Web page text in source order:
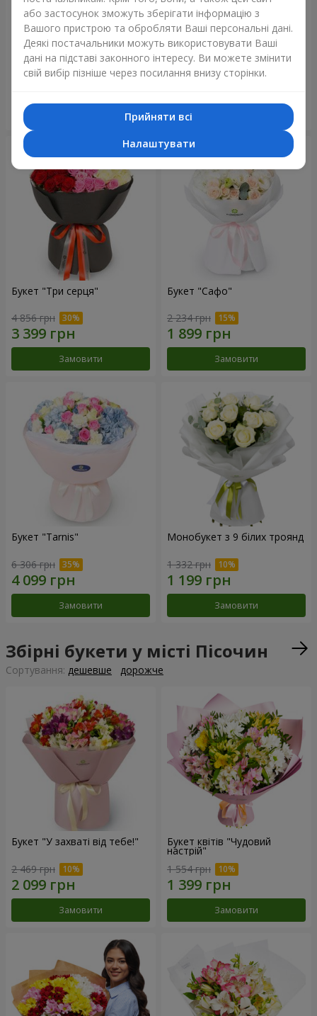
Букет "Reverence"
2 665 грн
Букет "Блакитна казка"
5 370 грн
Букет "Три серця"
4 856 грн
Замовити
Букет "Сафо"
2 234 грн
Замовити
Букет "Tarnis"
6 306 грн
Замовити
Монобукет з 9 білих троянд
1 332 грн
Замовити
Збірні букети у місті Пісочин
Сортування: дешевше дорожче
Букет "У захваті від тебе!"
2 469 грн
Замовити
Букет квітів "Чудовий
настрій"
1 554 грн
Замовити
або застосунок зможуть зберігати інформацію з
Вашого пристрою та обробляти Ваші персональні дані.
Деякі постачальники можуть використовувати Ваші
дані на підставі законного інтересу. Ви можете змінити
свій вибір пізніше через посилання внизу сторінки.
Прийняти всі
Налаштувати